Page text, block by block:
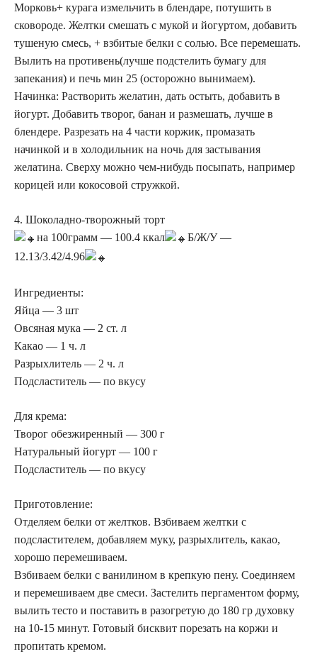
Морковь+ курага измельчить в блендаре, потушить в
сковороде. Желтки смешать с мукой и йогуртом, добавить
тушеную смесь, + взбитые белки с солью. Все перемешать.
Вылить на противень(лучше подстелить бумагу для
запекания) и печь мин 25 (осторожно вынимаем).
Начинка: Растворить желатин, дать остыть, добавить в
йогурт. Добавить творог, банан и размешать, лучше в
блендере. Разрезать на 4 части коржик, промазать
начинкой и в холодильник на ночь для застывания
желатина. Сверху можно чем-нибудь посыпать, например
корицей или кокосовой стружкой.
4. Шоколадно-творожный торт
на 100грамм — 100.4 ккал
Б/Ж/У —
12.13/3.42/4.96
Ингредиенты:
Яйца — 3 шт
Овсяная мука — 2 ст. л
Какао — 1 ч. л
Разрыхлитель — 2 ч. л
Подсластитель — по вкусу
Для крема:
Творог обезжиренный — 300 г
Натуральный йогурт — 100 г
Подсластитель — по вкусу
Приготовление:
Отделяем белки от желтков. Взбиваем желтки с
подсластителем, добавляем муку, разрыхлитель, какао,
хорошо перемешиваем.
Взбиваем белки с ванилином в крепкую пену. Соединяем
и перемешиваем две смеси. Застелить пергаментом форму,
вылить тесто и поставить в разогретую до 180 гр духовку
на 10-15 минут. Готовый бисквит порезать на коржи и
пропитать кремом.